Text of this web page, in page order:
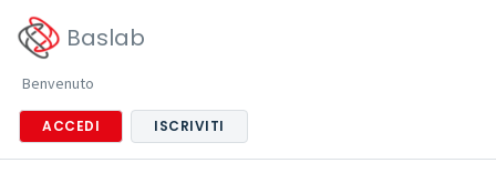
Baslab
Benvenuto
ACCEDI ISCRIVITI